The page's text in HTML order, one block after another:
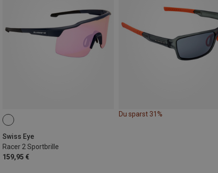
Swiss Eye
Racer 2 Sportbrille
159,95 €
Du sparst 31%